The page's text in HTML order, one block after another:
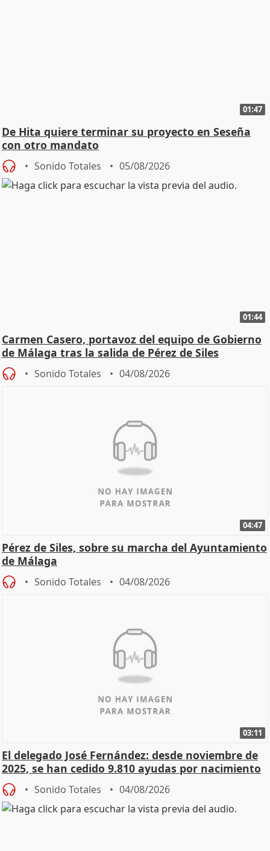
01:47
De Hita quiere terminar su proyecto en Seseña
con otro mandato
Sonido Totales 05/08/2026
01:44
Carmen Casero, portavoz del equipo de Gobierno
de Málaga tras la salida de Pérez de Siles
Sonido Totales 04/08/2026
04:47
Pérez de Siles, sobre su marcha del Ayuntamiento
de Málaga
Sonido Totales 04/08/2026
03:11
El delegado José Fernández: desde noviembre de
2025, se han cedido 9.810 ayudas por nacimiento
Sonido Totales 04/08/2026